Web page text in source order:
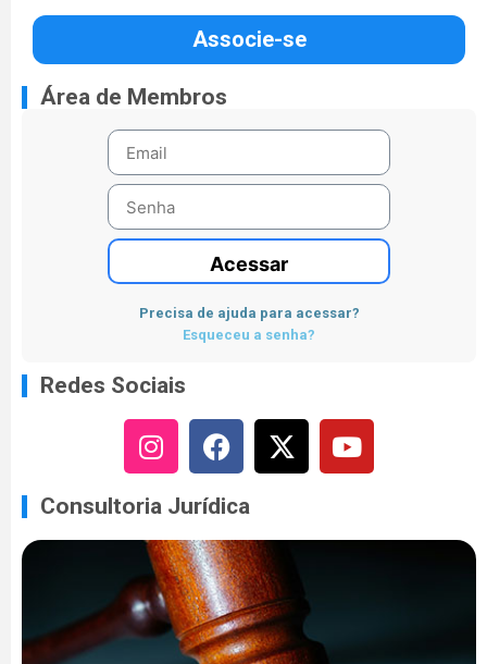
Associe-se
Área de Membros
Acessar
Precisa de ajuda para acessar?
Esqueceu a senha?
Redes Sociais
Consultoria Jurídica